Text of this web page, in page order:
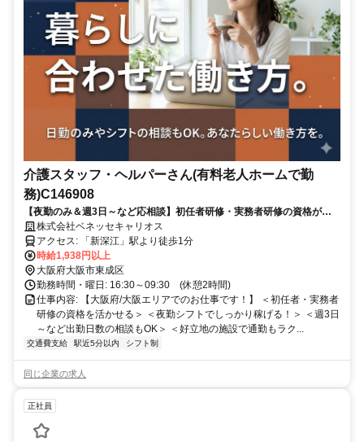
介護スタッフ・ヘルパーさん(有料老人ホームで勤
務)C146908
【夜勤のみ＆週3日～など応相談】初任者研修・実務者研修の資格がし
っかり活かせる！柔軟な働き方も可能な派遣介護のお仕事♪
株式会社ベネッセキャリオス
アクセス: 「新深江」駅より徒歩1分
時給1,938円以上
大阪府大阪市東成区
勤務時間・曜日: 16:30～09:30 (休憩2時間)
仕事内容: 【大阪府/大阪エリアでのお仕事です！】 ＜初任者・実務者
研修の資格を活かせる＞ ＜夜勤シフトでしっかり稼げる！＞ ＜週3日
～など出勤日数の相談もOK＞ ＜好立地の施設で通勤もラク...
交通費支給 駅近5分以内 シフト制
同じ企業の求人
正社員